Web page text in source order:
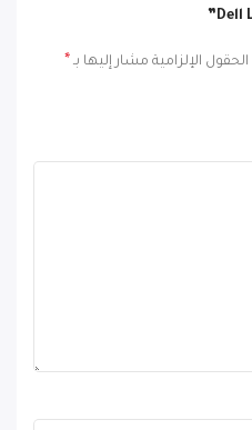
الحقول الإلزامية مشار إليها بـ *